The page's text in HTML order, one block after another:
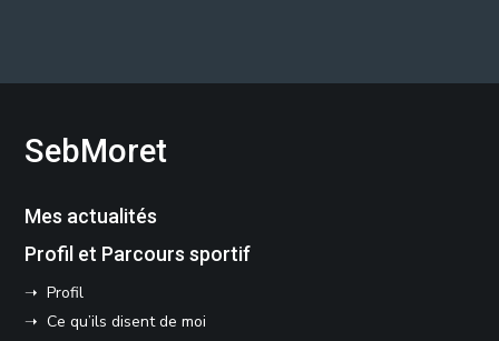
SebMoret
Mes actualités
Profil et Parcours sportif
➝ Profil
➝ Ce qu’ils disent de moi